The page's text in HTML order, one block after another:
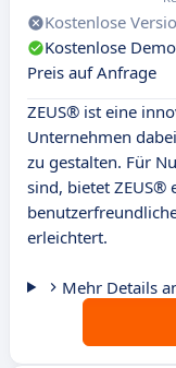
Kostenlose
Kostenlose
Preis auf Anfrage
ZEUS® ist eine
Unternehmen
zu gestalten. Für
sind, bietet ZEUS®
erleichtert.
Mehr Details